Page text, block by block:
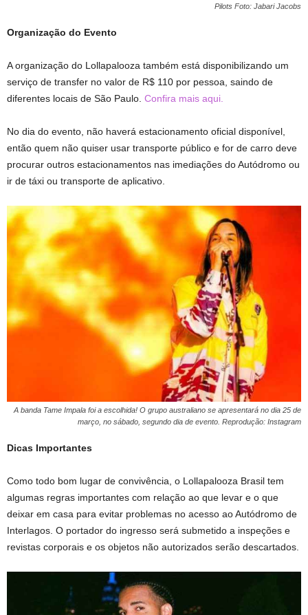
Pilots Foto: Jabari Jacobs
Organização do Evento
A organização do Lollapalooza também está disponibilizando um
serviço de transfer no valor de R$ 110 por pessoa, saindo de
diferentes locais de São Paulo. Confira mais aqui.
No dia do evento, não haverá estacionamento oficial disponível,
então quem não quiser usar transporte público e for de carro deve
procurar outros estacionamentos nas imediações do Autódromo ou
ir de táxi ou transporte de aplicativo.
A banda Tame Impala foi a escolhida! O grupo australiano se apresentará no dia 25 de
março, no sábado, segundo dia de evento. Reprodução: Instagram
Dicas Importantes
Como todo bom lugar de convivência, o Lollapalooza Brasil tem
algumas regras importantes com relação ao que levar e o que
deixar em casa para evitar problemas no acesso ao Autódromo de
Interlagos. O portador do ingresso será submetido a inspeções e
revistas corporais e os objetos não autorizados serão descartados.